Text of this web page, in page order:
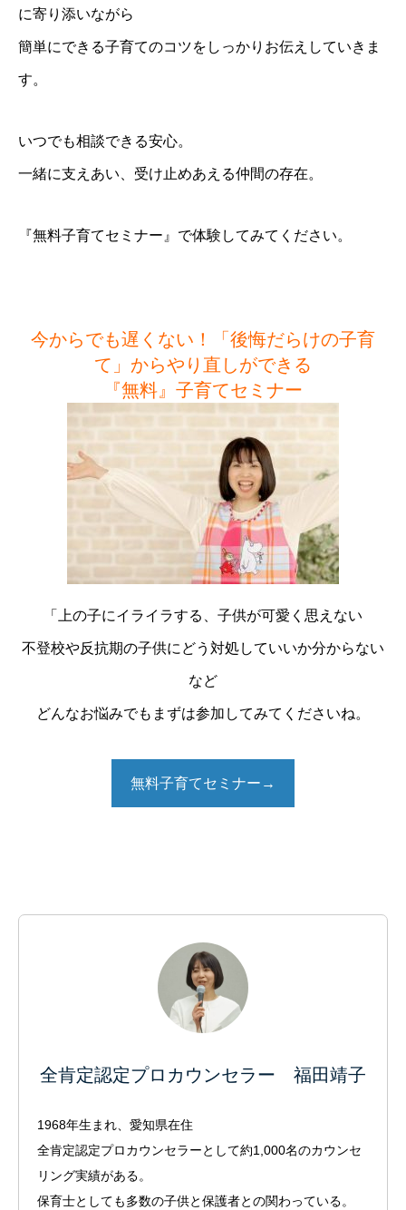
に寄り添いながら
簡単にできる子育てのコツをしっかりお伝えしていきま
す。
いつでも相談できる安心。
一緒に支えあい、受け止めあえる仲間の存在。
『無料子育てセミナー』で体験してみてください。
今からでも遅くない！「後悔だらけの子育
て」からやり直しができる
『無料』子育てセミナー
「上の子にイライラする、子供が可愛く思えない
不登校や反抗期の子供にどう対処していいか分からない
など
どんなお悩みでもまずは参加してみてくださいね。
無料子育てセミナー→
全肯定認定プロカウンセラー 福田靖子
1968年生まれ、愛知県在住
全肯定認定プロカウンセラーとして約1,000名のカウンセ
リング実績がある。
保育士としても多数の子供と保護者との関わっている。
全肯定® カウンセリング
各種講座
お客様の声
セミナー 講演依頼